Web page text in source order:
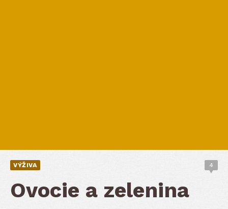
VÝŽIVA 4
Ovocie a zelenina